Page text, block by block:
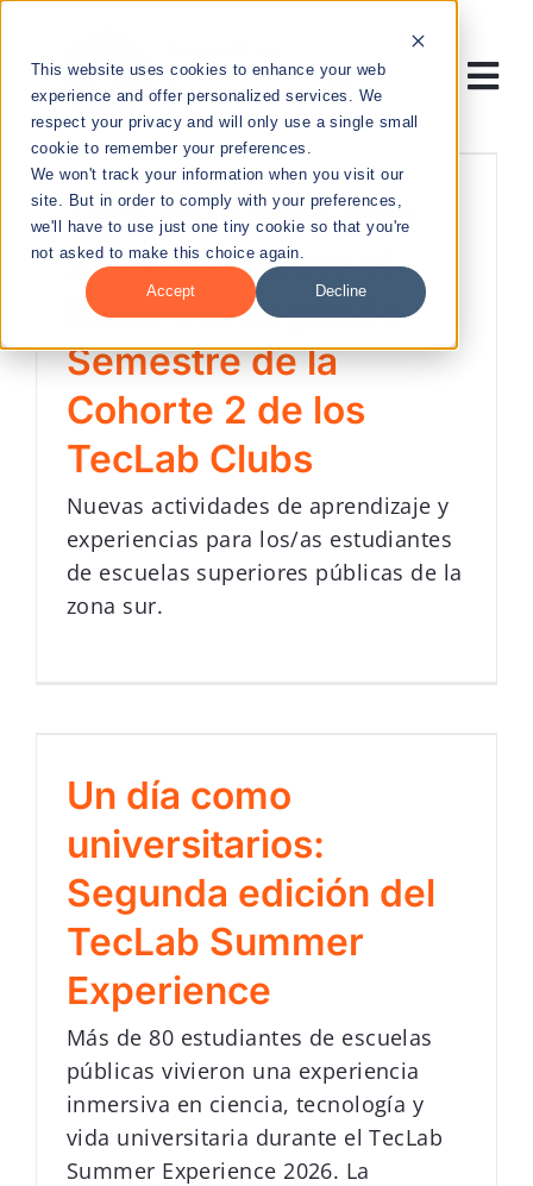
This website uses cookies to enhance your web
experience and offer personalized services. We
respect your privacy and will only use a single small
cookie to remember your preferences.
We won't track your information when you visit our
site. But in order to comply with your preferences,
we'll have to use just one tiny cookie so that you're
not asked to make this choice again.
Accept Decline
content
RESEARCH
ENTREPRENEURSHIP
PUBLIC HEALTH
EDUCATION
NEWS & EVENTS
TecLab Puerto Rico
se Prepara ante el
Inicio del Segundo
Semestre de la
Cohorte 2 de los
TecLab Clubs
Nuevas actividades de aprendizaje y
experiencias para los/as estudiantes
de escuelas superiores públicas de la
zona sur.
Un día como
universitarios:
Segunda edición del
TecLab Summer
Experience
Más de 80 estudiantes de escuelas
públicas vivieron una experiencia
inmersiva en ciencia, tecnología y
vida universitaria durante el TecLab
Summer Experience 2026. La